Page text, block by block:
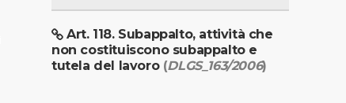
Art. 118. Subappalto, attività che
non costituiscono subappalto e
tutela del lavoro (DLGS_163/2006)